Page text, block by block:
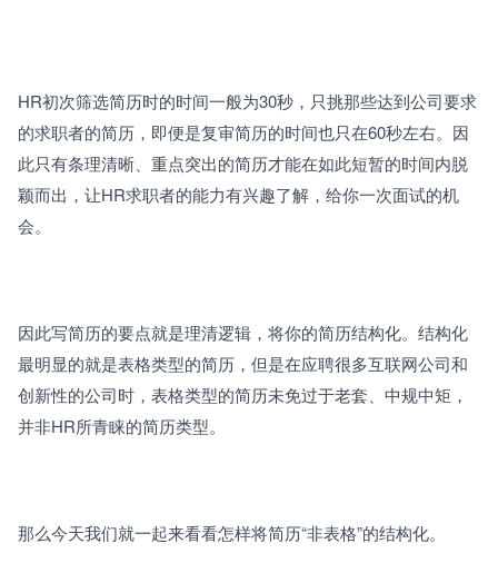
HR初次筛选简历时的时间一般为30秒，只挑那些达到公司要求
的求职者的简历，即便是复审简历的时间也只在60秒左右。因
此只有条理清晰、重点突出的简历才能在如此短暂的时间内脱
颖而出，让HR求职者的能力有兴趣了解，给你一次面试的机
会。
因此写简历的要点就是理清逻辑，将你的简历结构化。结构化
最明显的就是表格类型的简历，但是在应聘很多互联网公司和
创新性的公司时，表格类型的简历未免过于老套、中规中矩，
并非HR所青睐的简历类型。
那么今天我们就一起来看看怎样将简历“非表格”的结构化。